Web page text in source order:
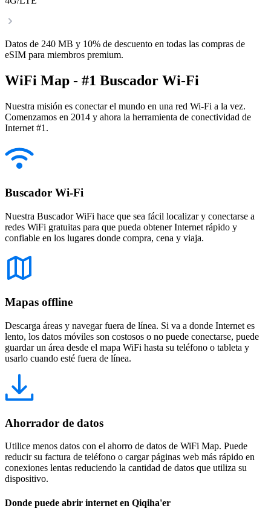
Datos de 240 MB y 10% de descuento en todas las compras de
eSIM para miembros premium.
WiFi Map - #1 Buscador Wi-Fi
Nuestra misión es conectar el mundo en una red Wi-Fi a la vez.
Comenzamos en 2014 y ahora la herramienta de conectividad de
Internet #1.
Buscador Wi-Fi
Nuestra Buscador WiFi hace que sea fácil localizar y conectarse a
redes WiFi gratuitas para que pueda obtener Internet rápido y
confiable en los lugares donde compra, cena y viaja.
Mapas offline
Descarga áreas y navegar fuera de línea. Si va a donde Internet es
lento, los datos móviles son costosos o no puede conectarse, puede
guardar un área desde el mapa WiFi hasta su teléfono o tableta y
usarlo cuando esté fuera de línea.
Ahorrador de datos
Utilice menos datos con el ahorro de datos de WiFi Map. Puede
reducir su factura de teléfono o cargar páginas web más rápido en
conexiones lentas reduciendo la cantidad de datos que utiliza su
dispositivo.
Donde puede abrir internet en Qiqiha'er